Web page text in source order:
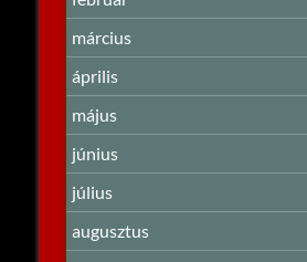
március
április
május
június
július
augusztus